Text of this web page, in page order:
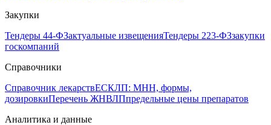
Закупки
Тендеры 44-ФЗактуальные извещенияТендеры 223-ФЗзакупки
госкомпаний
Справочники
Справочник лекарствЕСКЛП: МНН, формы,
дозировкиПеречень ЖНВЛПпредельные цены препаратов
Аналитика и данные